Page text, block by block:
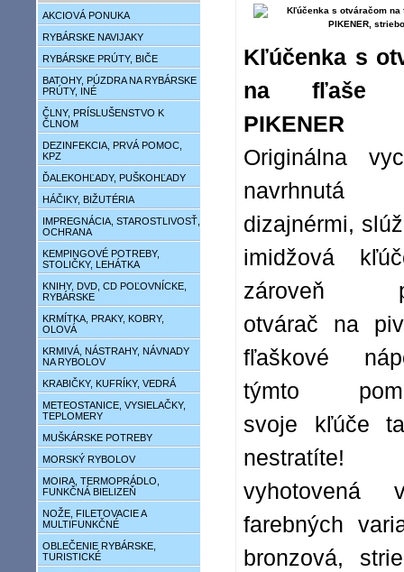
AKCIOVÁ PONUKA
RYBÁRSKE NAVIJAKY
RYBÁRSKE PRÚTY, BIČE
BATOHY, PÚZDRA NA RYBÁRSKE
PRÚTY, INÉ
ČLNY, PRÍSLUŠENSTVO K
ČLNOM
DEZINFEKCIA, PRVÁ POMOC,
KPZ
ĎALEKOHĽADY, PUŠKOHĽADY
HÁČIKY, BIŽUTÉRIA
IMPREGNÁCIA, STAROSTLIVOSŤ,
OCHRANA
KEMPINGOVÉ POTREBY,
STOLIČKY, LEHÁTKA
KNIHY, DVD, CD POĽOVNÍCKE,
RYBÁRSKE
KRMÍTKA, PRAKY, KOBRY,
OLOVÁ
KRMIVÁ, NÁSTRAHY, NÁVNADY
NA RYBOLOV
KRABIČKY, KUFRÍKY, VEDRÁ
METEOSTANICE, VYSIELAČKY,
TEPLOMERY
MUŠKÁRSKE POTREBY
MORSKÝ RYBOLOV
MOIRA, TERMOPRÁDLO,
FUNKČNÁ BIELIZEŇ
NOŽE, FILETOVACIE A
MULTIFUNKČNÉ
OBLEČENIE RYBÁRSKE,
TURISTICKÉ
Kľúčenka s
na fľaše
PIKENER
Originálna
navrhnutá
dizajnérmi,
imidžová
zároveň
otvárač na
fľaškové
týmto
svoje kľúče
vyhotovená
farebných
bronzová,